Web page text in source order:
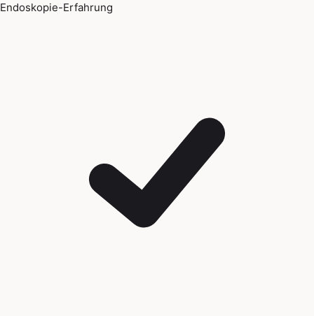
Endoskopie-Erfahrung